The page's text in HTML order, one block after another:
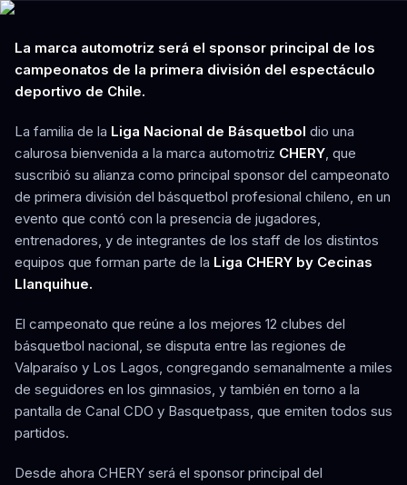
La marca automotriz será el sponsor principal de los
campeonatos de la primera división del espectáculo
deportivo de Chile.
La familia de la Liga Nacional de Básquetbol dio una
calurosa bienvenida a la marca automotriz CHERY, que
suscribió su alianza como principal sponsor del campeonato
de primera división del básquetbol profesional chileno, en un
evento que contó con la presencia de jugadores,
entrenadores, y de integrantes de los staff de los distintos
equipos que forman parte de la Liga CHERY by Cecinas
Llanquihue.
El campeonato que reúne a los mejores 12 clubes del
básquetbol nacional, se disputa entre las regiones de
Valparaíso y Los Lagos, congregando semanalmente a miles
de seguidores en los gimnasios, y también en torno a la
pantalla de Canal CDO y Basquetpass, que emiten todos sus
partidos.
Desde ahora CHERY será el sponsor principal del